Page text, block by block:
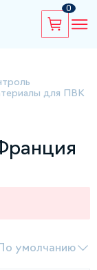
0
для ПВК
умолчанию